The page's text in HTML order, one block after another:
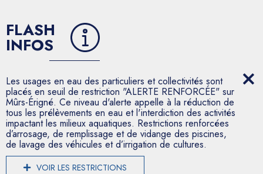
FLASH
INFOS
Les usages en eau des particuliers et collectivités sont
placés en seuil de restriction "ALERTE RENFORCÉE" sur
Mûrs-Érigné. Ce niveau d'alerte appelle à la réduction de
tous les prélèvements en eau et l'interdiction des activités
impactant les milieux aquatiques. Restrictions renforcées
d’arrosage, de remplissage et de vidange des piscines,
de lavage des véhicules et d’irrigation de cultures.
VOIR LES RESTRICTIONS